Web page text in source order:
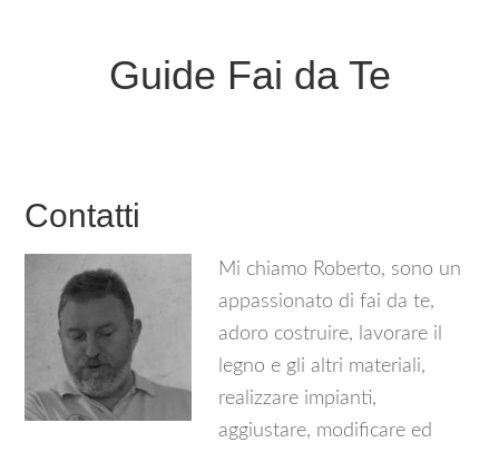
Guide Fai da Te
Contatti
Mi chiamo Roberto, sono un
appassionato di fai da te,
adoro costruire, lavorare il
legno e gli altri materiali,
realizzare impianti,
aggiustare, modificare ed